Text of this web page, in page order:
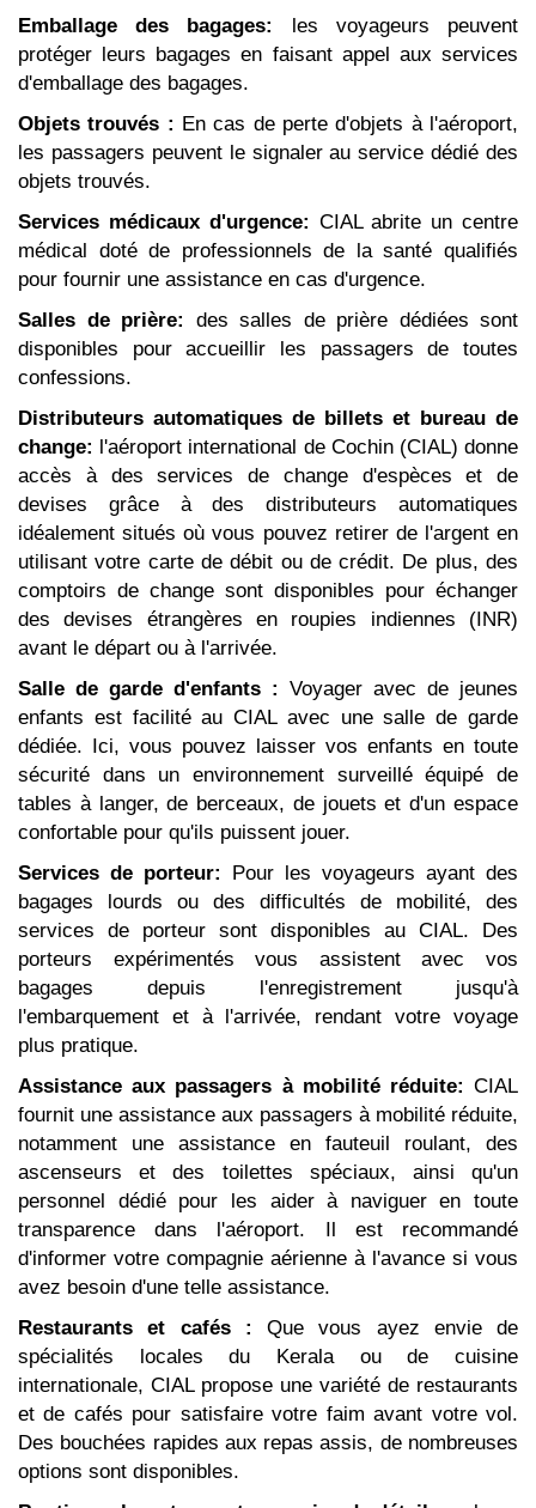
Emballage des bagages:
les voyageurs peuvent
protéger leurs bagages en faisant appel aux services
d'emballage des bagages.
Objets trouvés : En cas de perte d'objets à l'aéroport,
les passagers peuvent le signaler au service dédié des
objets trouvés.
Services médicaux d'urgence: CIAL abrite un centre
médical doté de professionnels de la santé qualifiés
pour fournir une assistance en cas d'urgence.
Salles de prière:
des salles de prière dédiées sont
disponibles pour accueillir les passagers de toutes
confessions.
Distributeurs automatiques de billets et bureau de
change: l'aéroport international de Cochin (CIAL) donne
accès à des services de change d'espèces et de
devises grâce à des distributeurs automatiques
idéalement situés où vous pouvez retirer de l'argent en
utilisant votre carte de débit ou de crédit. De plus, des
comptoirs de change sont disponibles pour échanger
des devises étrangères en roupies indiennes (INR)
avant le départ ou à l'arrivée.
Salle de garde d'enfants : Voyager avec de jeunes
enfants est facilité au CIAL avec une salle de garde
dédiée. Ici, vous pouvez laisser vos enfants en toute
sécurité dans un environnement surveillé équipé de
tables à langer, de berceaux, de jouets et d'un espace
confortable pour qu'ils puissent jouer.
Services de porteur:
Pour les voyageurs ayant des
bagages lourds ou des difficultés de mobilité, des
services de porteur sont disponibles au CIAL. Des
porteurs expérimentés vous assistent avec vos
bagages depuis l'enregistrement jusqu'à
l'embarquement et à l'arrivée, rendant votre voyage
plus pratique.
Assistance aux passagers à mobilité réduite: CIAL
fournit une assistance aux passagers à mobilité réduite,
notamment une assistance en fauteuil roulant, des
ascenseurs et des toilettes spéciaux, ainsi qu'un
personnel dédié pour les aider à naviguer en toute
transparence dans l'aéroport. Il est recommandé
d'informer votre compagnie aérienne à l'avance si vous
avez besoin d'une telle assistance.
Restaurants et cafés : Que vous ayez envie de
spécialités locales du Kerala ou de cuisine
internationale, CIAL propose une variété de restaurants
et de cafés pour satisfaire votre faim avant votre vol.
Des bouchées rapides aux repas assis, de nombreuses
options sont disponibles.